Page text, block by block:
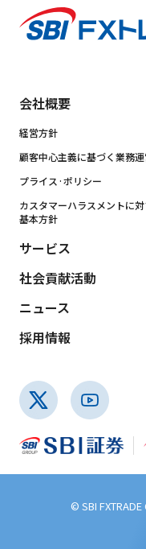
会社概要
経営方針
顧客中心主義に基づく業務
プライス·ポリシー
カスタマーハラスメントに対
基本方針
サービス
社会貢献活動
ニュース
採用情報
© SBI